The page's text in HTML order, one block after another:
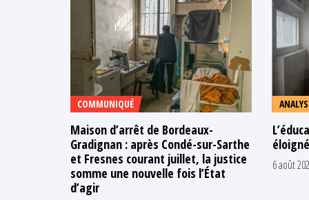
COMMUNIQUÉ
Maison d’arrêt de Bordeaux-
Gradignan : après Condé-sur-Sarthe
et Fresnes courant juillet, la justice
somme une nouvelle fois l’État
d’agir
6 août